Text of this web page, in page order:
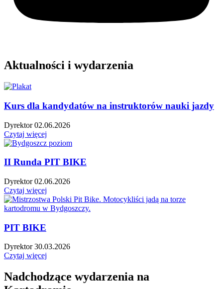
Aktualności i wydarzenia
Kurs dla kandydatów na instruktorów nauki jazdy
Dyrektor02.06.2026
Czytaj więcej
II Runda PIT BIKE
Dyrektor02.06.2026
Czytaj więcej
PIT BIKE
Dyrektor30.03.2026
Czytaj więcej
Nadchodzące wydarzenia na